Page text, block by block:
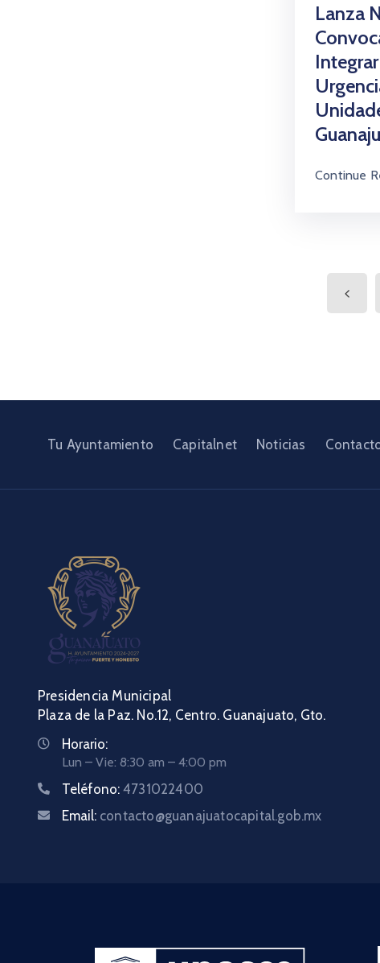
Lanza
Continue
Tu Ayuntamiento Capitalnet Noticias
Presidencia Municipal
Plaza de la Paz. No.12, Centro. Guanajuato, Gto.
Horario:
Lun – Vie: 8:30 am – 4:00 pm
Teléfono: 4731022400
Email: contacto@guanajuatocapital.gob.mx